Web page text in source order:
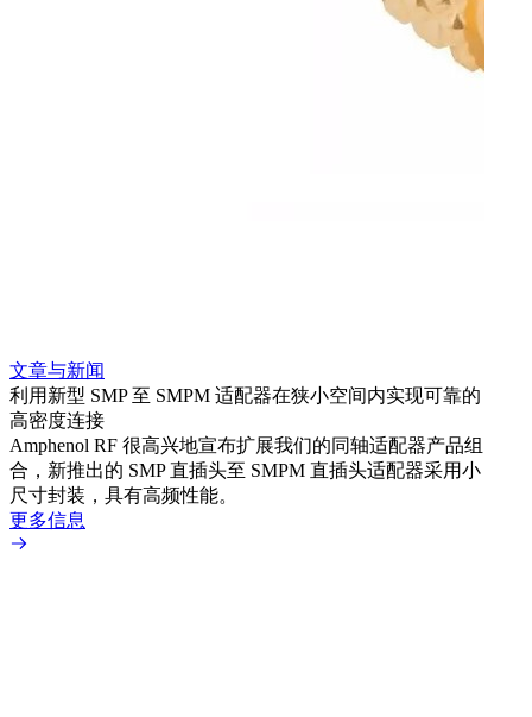
文章与新闻
利用新型 SMP 至 SMPM 适配器在狭小空间内实现可靠的
高密度连接
Amphenol RF 很高兴地宣布扩展我们的同轴适配器产品组
合，新推出的 SMP 直插头至 SMPM 直插头适配器采用小
尺寸封装，具有高频性能。
更多信息